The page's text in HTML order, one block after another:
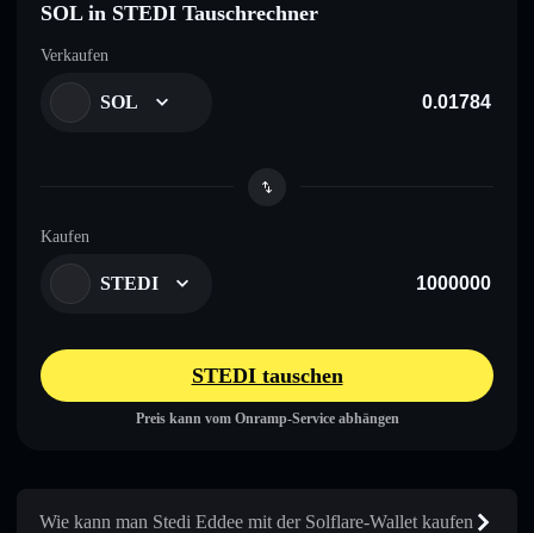
SOL in STEDI Tauschrechner
Verkaufen
SOL
Kaufen
STEDI
STEDI tauschen
Preis kann vom Onramp-Service abhängen
Wie kann man Stedi Eddee mit der Solflare-Wallet kaufen